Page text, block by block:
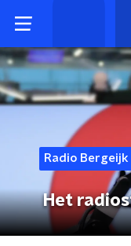
Radio Bergeijk
Het